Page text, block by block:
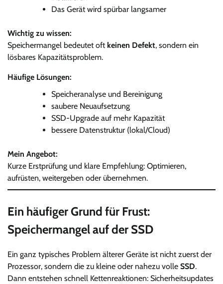
Das Gerät wird spürbar langsamer
Wichtig zu wissen:
Speichermangel bedeutet oft keinen Defekt, sondern ein
lösbares Kapazitätsproblem.
Häufige Lösungen:
Speicheranalyse und Bereinigung
saubere Neuaufsetzung
SSD-Upgrade auf mehr Kapazität
bessere Datenstruktur (lokal/Cloud)
Mein Angebot:
Kurze Erstprüfung und klare Empfehlung: Optimieren,
aufrüsten, weitergeben oder übernehmen.
Ein häufiger Grund für Frust:
Speichermangel auf der SSD
Ein ganz typisches Problem älterer Geräte ist nicht zuerst der
Prozessor, sondern die zu kleine oder nahezu volle SSD.
Dann entstehen schnell Kettenreaktionen: Sicherheitsupdates